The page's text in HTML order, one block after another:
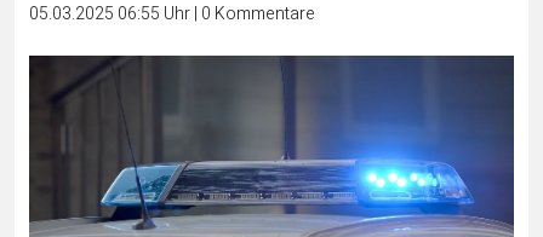
05.03.2025 06:55 Uhr| 0 Kommentare